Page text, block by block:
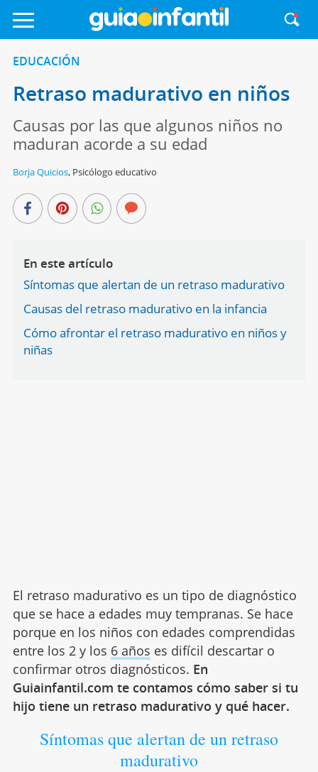
EDUCACIÓN
Retraso madurativo en niños
Causas por las que algunos niños no
maduran acorde a su edad
Borja Quicios, Psicólogo educativo
En este artículo
Síntomas que alertan de un retraso madurativo
Causas del retraso madurativo en la infancia
Cómo afrontar el retraso madurativo en niños y
niñas
El retraso madurativo es un tipo de diagnóstico
que se hace a edades muy tempranas. Se hace
porque en los niños con edades comprendidas
entre los 2 y los 6 años es difícil descartar o
confirmar otros diagnósticos. En
Guiainfantil.com te contamos cómo saber si tu
hijo tiene un retraso madurativo y qué hacer.
Síntomas que alertan de un retraso
madurativo